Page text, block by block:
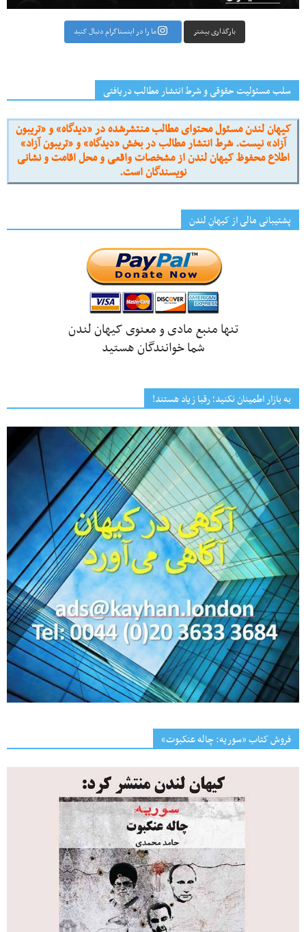
بارگذاری بیشتر ما را در اینستاگرام دنبال کنید
سلب مسئولیت حقوقی و شرط انتشار مطالب دریافتی
کیهان لندن مسئول محتوای مطالب منتشرشده در «دیدگاه» و «تریبون
آزاد» نیست. شرط انتشار مطالب در بخش «دیدگاه» و «تریبون آزاد»
اطلاع محفوظ کیهان لندن از مشخصات واقعی و محل اقامت و نشانی
نویسندگان است.
پشتیبانی مالی از کیهانِ لندن
تنها منبع مادی و معنوی کیهان لندن
شما خوانندگان هستید
به بازار اطمینان نکنید؛ رقبا زیاد هستند!
فروش کتاب «سوریه: چاله عنکبوت»